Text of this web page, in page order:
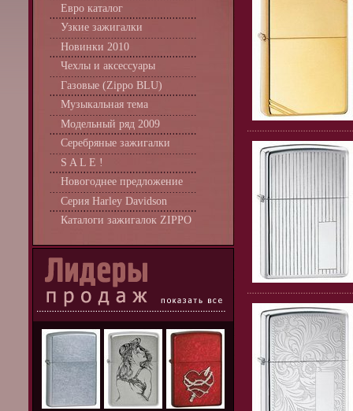
Евро каталог
Узкие зажигалки
Новинки 2010
Чехлы и аксессуары
Газовые (Zippo BLU)
Музыкальная тема
Модельный ряд 2009
Серебряные зажигалки
S A L E !
Новогоднее предложение
Серия Harley Davidson
Каталоги зажигалок ZIPPO